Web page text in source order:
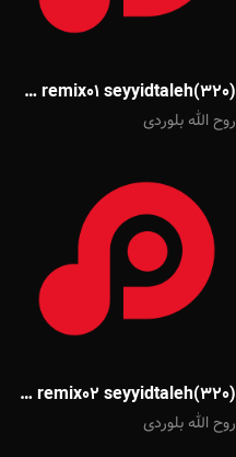
668459fa2b29e remix01 seyyidtaleh(320)
روح الله بلوردی
66845a09e0e44 remix02 seyyidtaleh(320)
روح الله بلوردی